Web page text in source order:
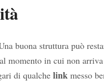
buona struttura può
momento in cui non
di qualche link messo